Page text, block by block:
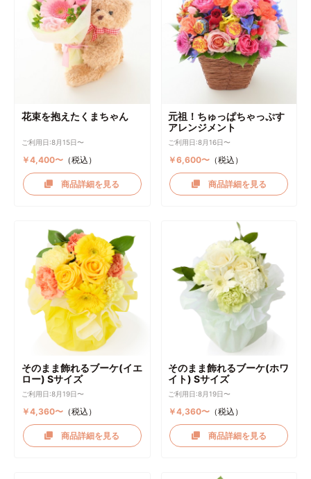
花束を抱えたくまちゃん
ご利用日:8月15日〜
￥4,400〜（税込）
商品詳細を見る
元祖！ちゅっぱちゃっぷす
アレンジメント
ご利用日:8月16日〜
￥6,600〜 （税込）
商品詳細を見る
そのまま飾れるブーケ(イエ
ロー) Sサイズ
ご利用日:8月19日〜
￥4,360〜（税込）
商品詳細を見る
そのまま飾れるブーケ(ホワ
イト) Sサイズ
ご利用日:8月19日〜
￥4,360〜 （税込）
商品詳細を見る